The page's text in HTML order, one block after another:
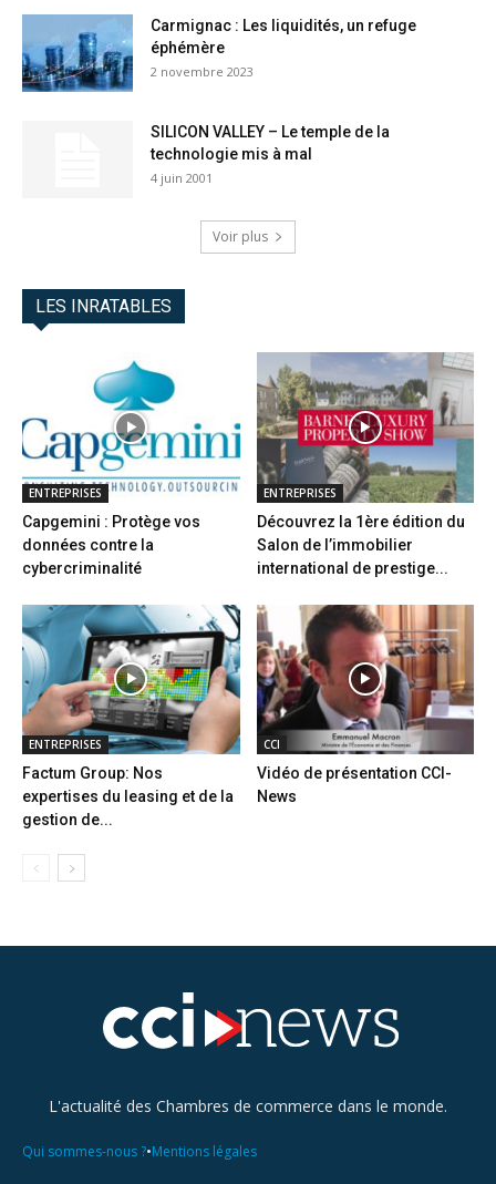
Carmignac : Les liquidités, un refuge
éphémère
2 novembre 2023
SILICON VALLEY – Le temple de la
technologie mis à mal
4 juin 2001
Voir plus
LES INRATABLES
ENTREPRISES
Capgemini : Protège vos
données contre la
cybercriminalité
ENTREPRISES
Découvrez la 1ère édition du
Salon de l’immobilier
international de prestige...
ENTREPRISES
Factum Group: Nos
expertises du leasing et de la
gestion de...
CCI
Vidéo de présentation CCI-
News
L'actualité des Chambres de commerce dans le monde.
Qui sommes-nous ?•Mentions légales